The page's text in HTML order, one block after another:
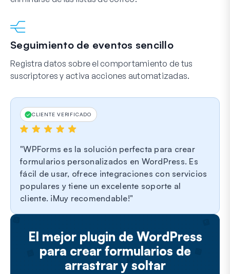
Seguimiento de eventos sencillo
Registra datos sobre el comportamiento de tus
suscriptores y activa acciones automatizadas.
CLIENTE VERIFICADO
WPForms es la solución perfecta para crear
formularios personalizados en WordPress. Es
fácil de usar, ofrece integraciones con servicios
populares y tiene un excelente soporte al
cliente. ¡Muy recomendable!
El mejor plugin de WordPress
para crear formularios de
arrastrar y soltar